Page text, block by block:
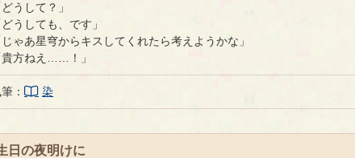
どうして？」
どうしても、です」
じゃあ星穹からキスしてくれたら考えようかな」
貴方ねえ……！」
： 染
日の夜明けに